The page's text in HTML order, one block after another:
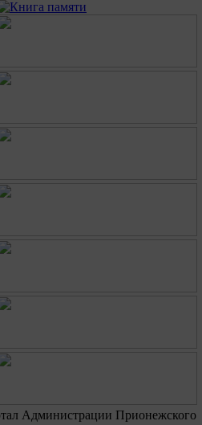
Администрации Прионежского